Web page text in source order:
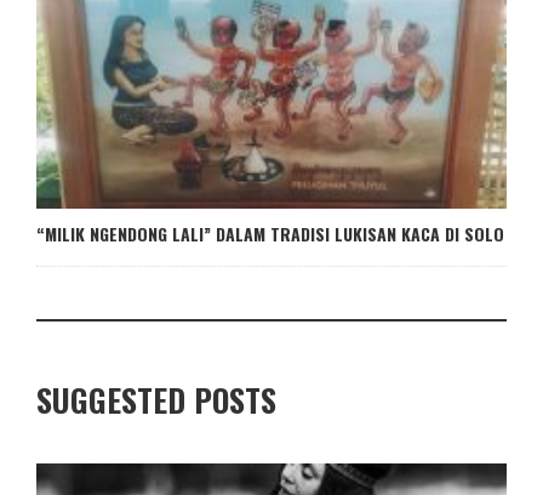
“MILIK NGENDONG LALI” DALAM TRADISI LUKISAN KACA DI SOLO
SUGGESTED POSTS